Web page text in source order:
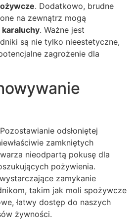
. Dodatkowo, brudne
na zewnątrz mogą
karaluchy. Ważne jest
są nie tylko nieestetyczne,
zagrożenie dla
odsłoniętej
zamkniętych
nieodpartą pokusę dla
pożywienia.
zamykanie
takim jak moli spożywcze
łatwy dostęp do naszych
żywności.